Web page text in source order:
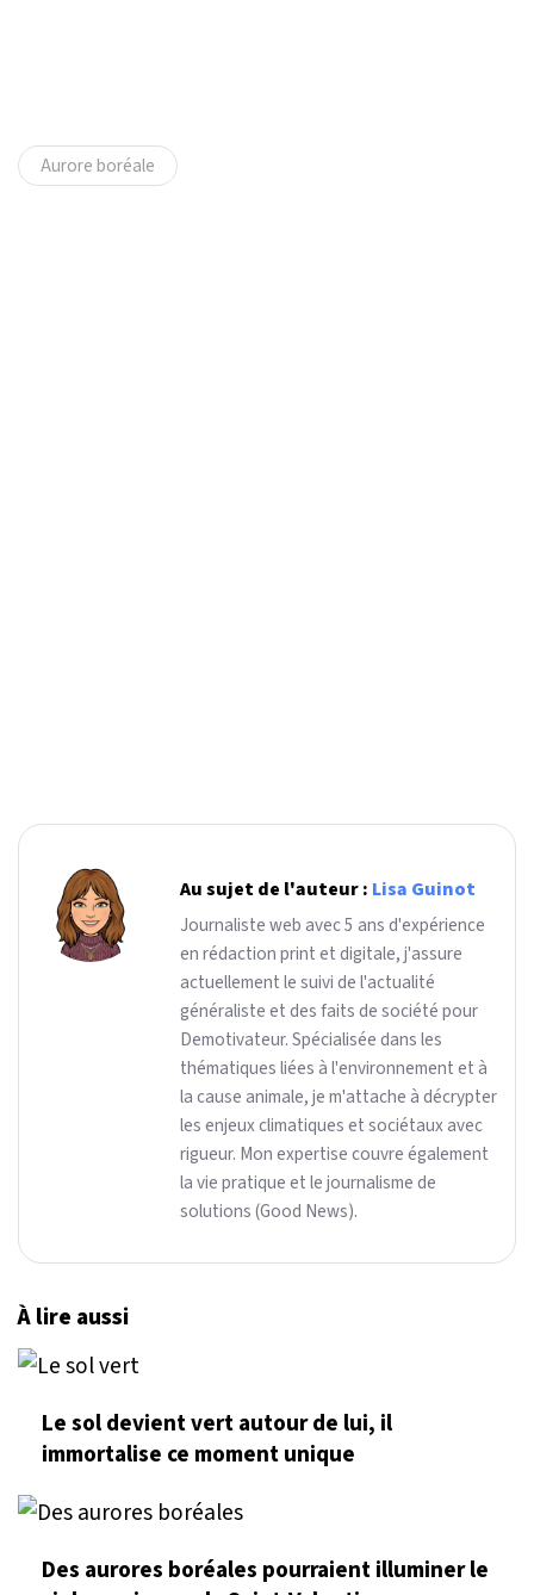
Aurore boréale
Au sujet de l'auteur : Lisa Guinot
Journaliste web avec 5 ans d'expérience
en rédaction print et digitale, j'assure
actuellement le suivi de l'actualité
généraliste et des faits de société pour
Demotivateur. Spécialisée dans les
thématiques liées à l'environnement et à
la cause animale, je m'attache à décrypter
les enjeux climatiques et sociétaux avec
rigueur. Mon expertise couvre également
la vie pratique et le journalisme de
solutions (Good News).
À lire aussi
Le sol devient vert autour de lui, il
immortalise ce moment unique
Des aurores boréales pourraient illuminer le